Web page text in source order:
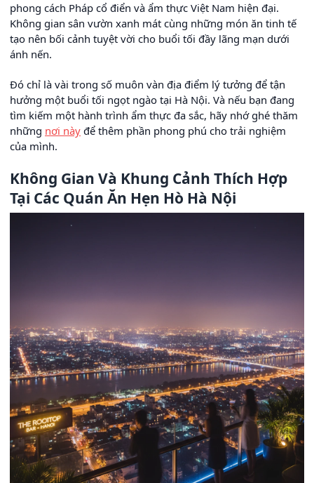
phong cách Pháp cổ điển và ẩm thực Việt Nam hiện đại.
Không gian sân vườn xanh mát cùng những món ăn tinh tế
tạo nên bối cảnh tuyệt vời cho buổi tối đầy lãng mạn dưới
ánh nến.
Đó chỉ là vài trong số muôn vàn địa điểm lý tưởng để tận
hưởng một buổi tối ngọt ngào tại Hà Nội. Và nếu bạn đang
tìm kiếm một hành trình ẩm thực đa sắc, hãy nhớ ghé thăm
những nơi này để thêm phần phong phú cho trải nghiệm
của mình.
Không Gian Và Khung Cảnh Thích Hợp
Tại Các Quán Ăn Hẹn Hò Hà Nội